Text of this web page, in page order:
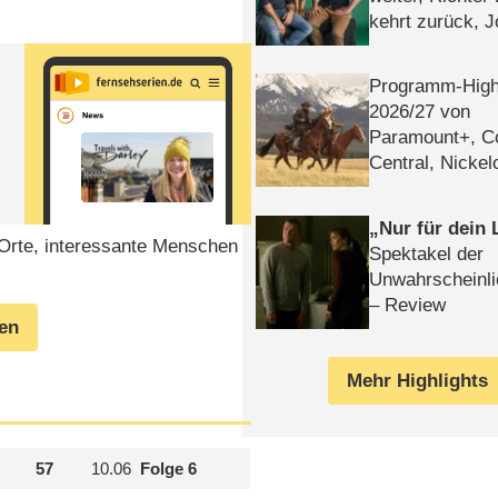
interessante Menschen
57 10.06 Folge 6
kehrt zurück,
Programm-
2026/​27 von
Paramount+,
Central,
Nur für dein
Spektakel der
– Review
Mehr Highlights